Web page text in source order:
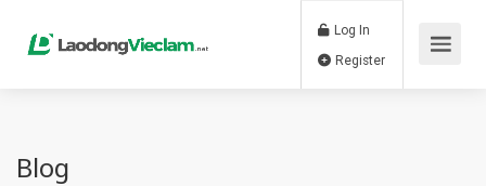
Log In
Blog